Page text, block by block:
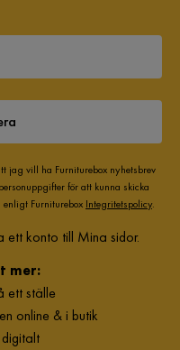
jag vill ha Furniturebox nyhetsbrev
för att kunna skicka
Furniturebox Integritetspolicy.
ett konto till Mina sidor.
mer:
ett ställe
online & i butik